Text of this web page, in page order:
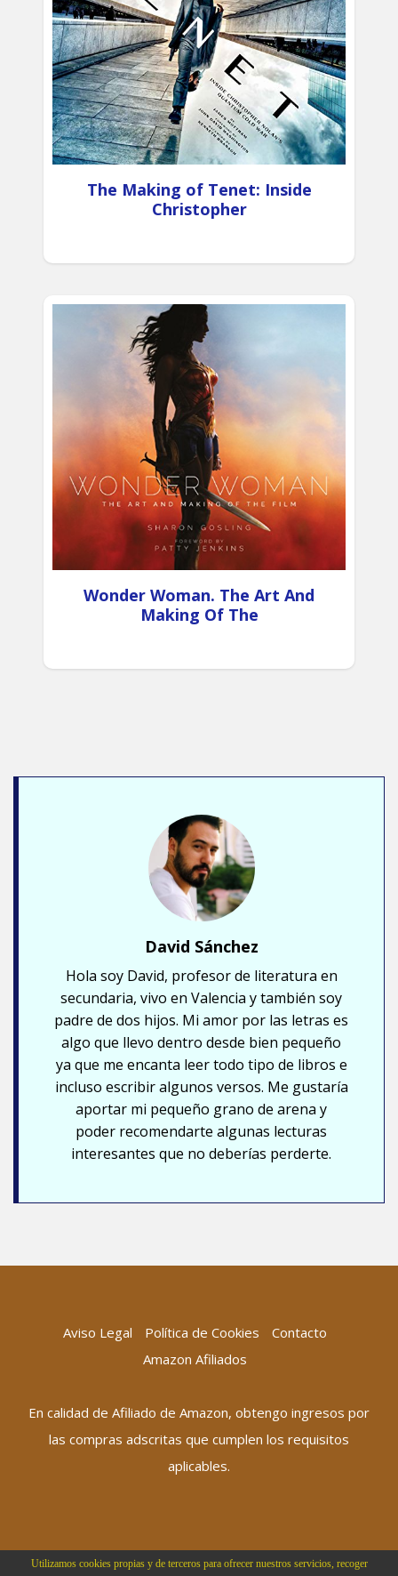
The Making of Tenet: Inside
Christopher
Wonder Woman. The Art And
Making Of The
David Sánchez
Hola soy David, profesor de literatura en
secundaria, vivo en Valencia y también soy
padre de dos hijos. Mi amor por las letras es
algo que llevo dentro desde bien pequeño
ya que me encanta leer todo tipo de libros e
incluso escribir algunos versos. Me gustaría
aportar mi pequeño grano de arena y
poder recomendarte algunas lecturas
interesantes que no deberías perderte.
Aviso Legal Política de Cookies
Contacto
Amazon Afiliados
En calidad de Afiliado de Amazon, obtengo ingresos por
las compras adscritas que cumplen los requisitos
aplicables.
Utilizamos cookies propias y de terceros para ofrecer nuestros servicios, recoger